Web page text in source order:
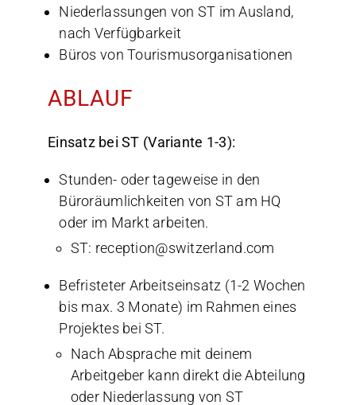
Niederlassungen von ST im Ausland,
nach Verfügbarkeit
Büros von Tourismusorganisationen
ABLAUF
Einsatz bei ST (Variante 1-3):
Stunden- oder tageweise in den
Büroräumlichkeiten von ST am HQ
oder im Markt arbeiten.
ST: reception@switzerland.com
Befristeter Arbeitseinsatz (1-2 Wochen
bis max. 3 Monate) im Rahmen eines
Projektes bei ST.
Nach Absprache mit deinem
Arbeitgeber kann direkt die Abteilung
oder Niederlassung von ST